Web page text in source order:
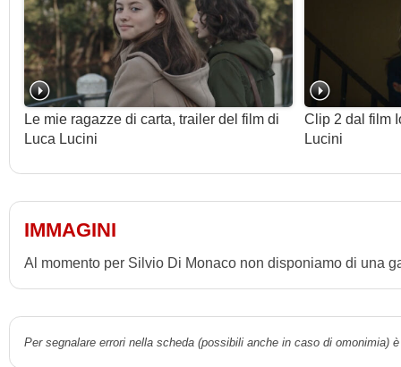
Le mie ragazze di carta, trailer del film di
Luca Lucini
Clip 2 dal film
Lucini
IMMAGINI
Al momento per Silvio Di Monaco non disponiamo di una
Per segnalare errori nella scheda (possibili anche in caso di omonimia)